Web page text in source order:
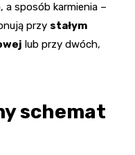
a sposób karmienia –
przy stałym
lub przy dwóch,
schemat